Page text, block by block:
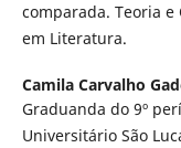
comparada. Teoria
em Literatura.
Camila Carvalho
Graduanda do 9º
Universitário São